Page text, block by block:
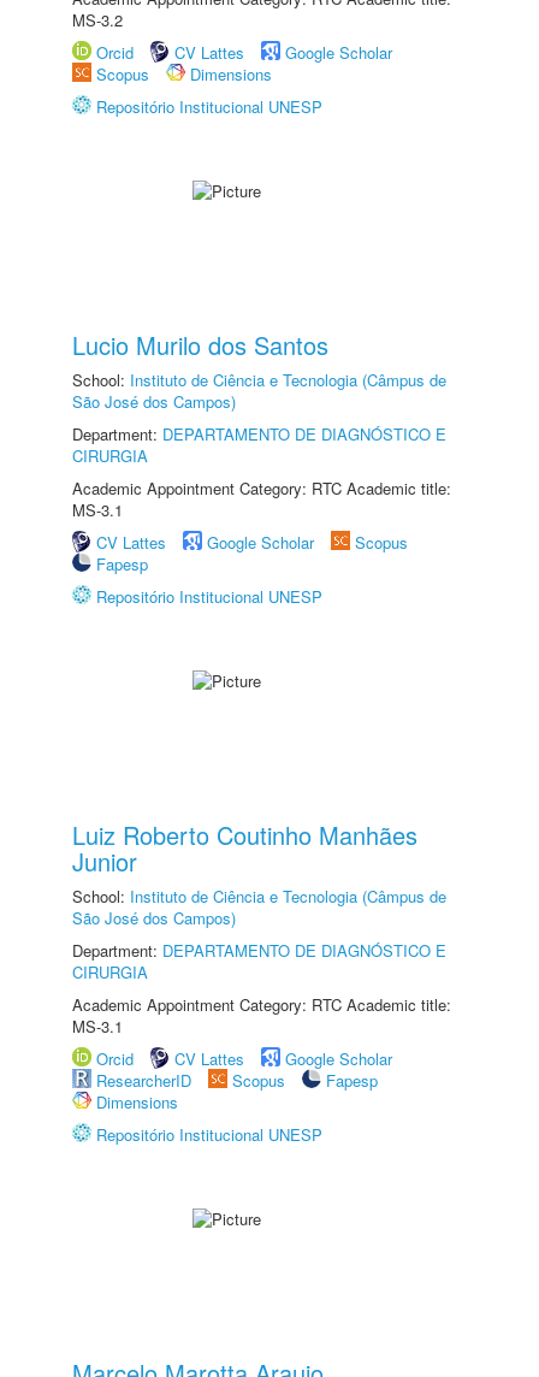
MS-3.2
Orcid
CV Lattes
Google Scholar
Scopus
Dimensions
Repositório Institucional UNESP
Lucio Murilo dos Santos
School: Instituto de Ciência e Tecnologia (Câmpus de
São José dos Campos)
Department: DEPARTAMENTO DE DIAGNÓSTICO E
CIRURGIA
Academic Appointment Category: RTC Academic title:
MS-3.1
CV Lattes
Google Scholar
Scopus
Fapesp
Repositório Institucional UNESP
Luiz Roberto Coutinho Manhães
Junior
School: Instituto de Ciência e Tecnologia (Câmpus de
São José dos Campos)
Department: DEPARTAMENTO DE DIAGNÓSTICO E
CIRURGIA
Academic Appointment Category: RTC Academic title:
MS-3.1
Orcid
CV Lattes
Google Scholar
ResearcherID
Scopus
Fapesp
Dimensions
Repositório Institucional UNESP